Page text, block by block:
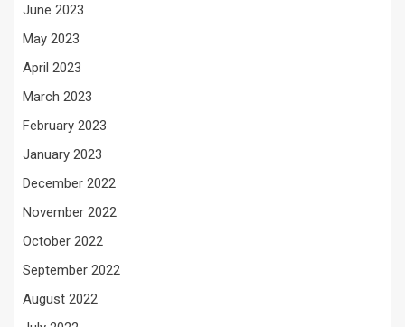
June 2023
May 2023
April 2023
March 2023
February 2023
January 2023
December 2022
November 2022
October 2022
September 2022
August 2022